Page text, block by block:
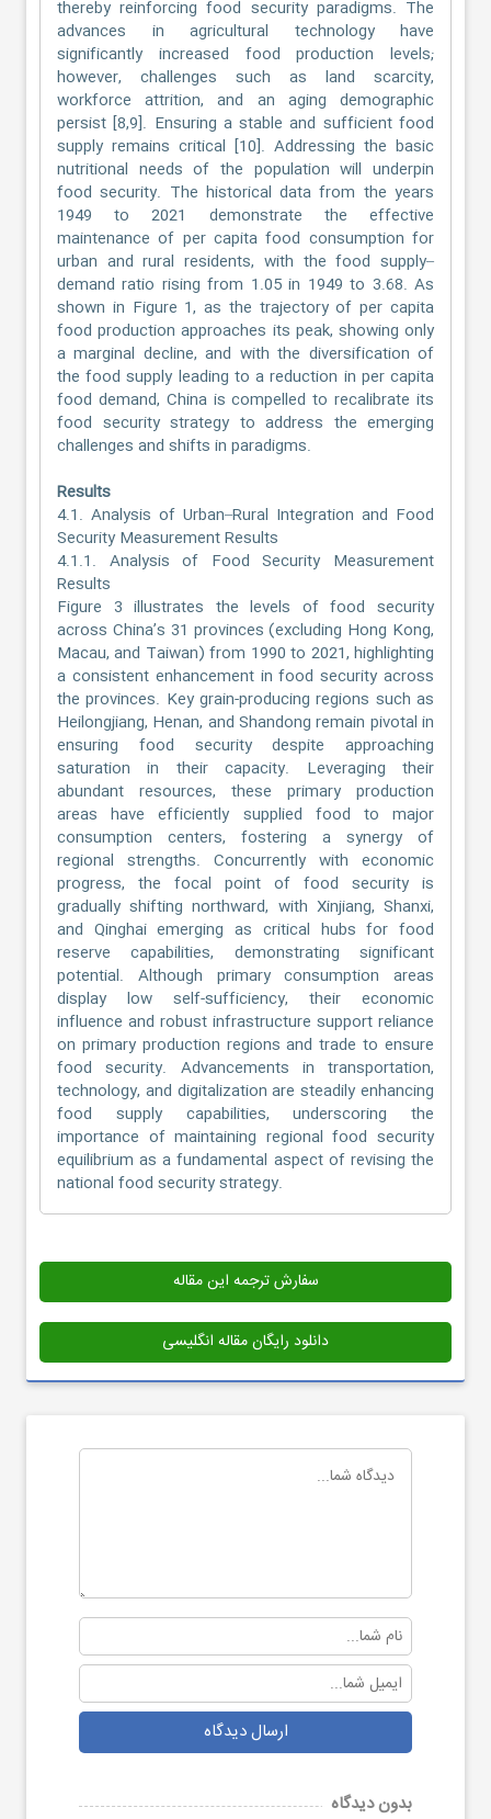
thereby reinforcing food security paradigms. The
advances in agricultural technology have
significantly increased food production levels;
however, challenges such as land scarcity,
workforce attrition, and an aging demographic
persist [8,9]. Ensuring a stable and sufficient food
supply remains critical [10]. Addressing the basic
nutritional needs of the population will underpin
food security. The historical data from the years
1949 to 2021 demonstrate the effective
maintenance of per capita food consumption for
urban and rural residents, with the food supply–
demand ratio rising from 1.05 in 1949 to 3.68. As
shown in Figure 1, as the trajectory of per capita
food production approaches its peak, showing only
a marginal decline, and with the diversification of
the food supply leading to a reduction in per capita
food demand, China is compelled to recalibrate its
food security strategy to address the emerging
challenges and shifts in paradigms.
Results
4.1. Analysis of Urban–Rural Integration and Food
Security Measurement Results
4.1.1. Analysis of Food Security Measurement
Results
Figure 3 illustrates the levels of food security
across China’s 31 provinces (excluding Hong Kong,
Macau, and Taiwan) from 1990 to 2021, highlighting
a consistent enhancement in food security across
the provinces. Key grain-producing regions such as
Heilongjiang, Henan, and Shandong remain pivotal in
ensuring food security despite approaching
saturation in their capacity. Leveraging their
abundant resources, these primary production
areas have efficiently supplied food to major
consumption centers, fostering a synergy of
regional strengths. Concurrently with economic
progress, the focal point of food security is
gradually shifting northward, with Xinjiang, Shanxi,
and Qinghai emerging as critical hubs for food
reserve capabilities, demonstrating significant
potential. Although primary consumption areas
display low self-sufficiency, their economic
influence and robust infrastructure support reliance
on primary production regions and trade to ensure
food security. Advancements in transportation,
technology, and digitalization are steadily enhancing
food supply capabilities, underscoring the
importance of maintaining regional food security
equilibrium as a fundamental aspect of revising the
national food security strategy.
سفارش ترجمه این مقاله
دانلود رایگان مقاله انگلیسی
ارسال دیدگاه
بدون دیدگاه